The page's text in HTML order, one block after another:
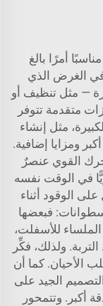
أمرًا بالغ
في الغرض الذي
— مثل تنظيف أو
متقدمة تتوفر
مثل إنشاء
ومزايا إضافية.
القوي عنصرٌ
في الوقت نفسه
الوقود أثناء
فبعضها
للأسفلت،
ولذلك، فكِّر
الأحيان. كما أن
الجيد على
أكبر. وتتمحور